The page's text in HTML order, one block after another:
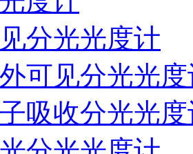
分光光度计
可见分光光
吸收分光光